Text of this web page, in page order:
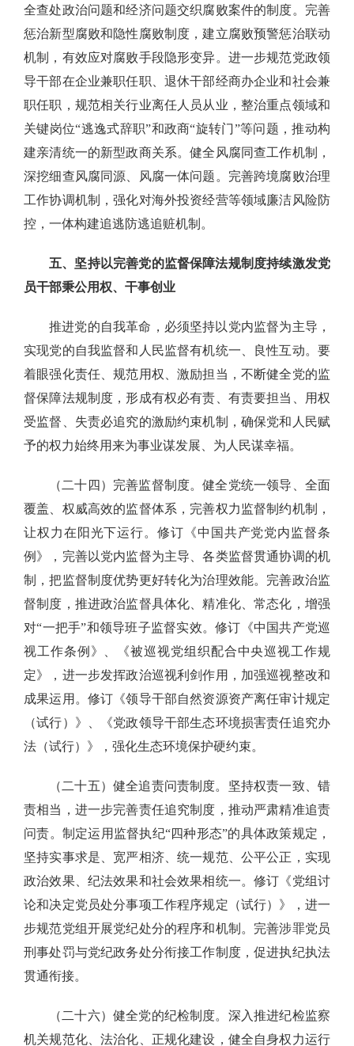
全查处政治问题和经济问题交织腐败案件的制度。完善
惩治新型腐败和隐性腐败制度，建立腐败预警惩治联动
机制，有效应对腐败手段隐形变异。进一步规范党政领
导干部在企业兼职任职、退休干部经商办企业和社会兼
职任职，规范相关行业离任人员从业，整治重点领域和
关键岗位“逃逸式辞职”和政商“旋转门”等问题，推动构
建亲清统一的新型政商关系。健全风腐同查工作机制，
深挖细查风腐同源、风腐一体问题。完善跨境腐败治理
工作协调机制，强化对海外投资经营等领域廉洁风险防
控，一体构建追逃防逃追赃机制。
五、坚持以完善党的监督保障法规制度持续激发党
员干部秉公用权、干事创业
推进党的自我革命，必须坚持以党内监督为主导，
实现党的自我监督和人民监督有机统一、良性互动。要
着眼强化责任、规范用权、激励担当，不断健全党的监
督保障法规制度，形成有权必有责、有责要担当、用权
受监督、失责必追究的激励约束机制，确保党和人民赋
予的权力始终用来为事业谋发展、为人民谋幸福。
（二十四）完善监督制度。健全党统一领导、全面
覆盖、权威高效的监督体系，完善权力监督制约机制，
让权力在阳光下运行。修订《中国共产党党内监督条
例》，完善以党内监督为主导、各类监督贯通协调的机
制，把监督制度优势更好转化为治理效能。完善政治监
督制度，推进政治监督具体化、精准化、常态化，增强
对“一把手”和领导班子监督实效。修订《中国共产党巡
视工作条例》、《被巡视党组织配合中央巡视工作规
定》，进一步发挥政治巡视利剑作用，加强巡视整改和
成果运用。修订《领导干部自然资源资产离任审计规定
（试行）》、《党政领导干部生态环境损害责任追究办
法（试行）》，强化生态环境保护硬约束。
（二十五）健全追责问责制度。坚持权责一致、错
责相当，进一步完善责任追究制度，推动严肃精准追责
问责。制定运用监督执纪“四种形态”的具体政策规定，
坚持实事求是、宽严相济、统一规范、公平公正，实现
政治效果、纪法效果和社会效果相统一。修订《党组讨
论和决定党员处分事项工作程序规定（试行）》，进一
步规范党组开展党纪处分的程序和机制。完善涉罪党员
刑事处罚与党纪政务处分衔接工作制度，促进执纪执法
贯通衔接。
（二十六）健全党的纪检制度。深入推进纪检监察
机关规范化、法治化、正规化建设，健全自身权力运行